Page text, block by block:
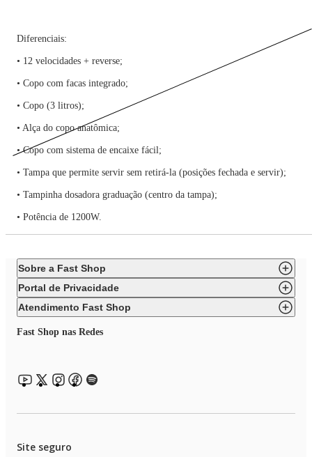
Diferenciais:
• 12 velocidades + reverse;
• Copo com facas integrado;
• Copo (3 litros);
• Alça do copo anatômica;
• Copo com sistema de encaixe fácil;
• Tampa que permite servir sem retirá-la (posições fechada e servir);
• Tampinha dosadora graduação (centro da tampa);
• Potência de 1200W.
Sobre a Fast Shop
Portal de Privacidade
Atendimento Fast Shop
Fast Shop nas Redes
Site seguro